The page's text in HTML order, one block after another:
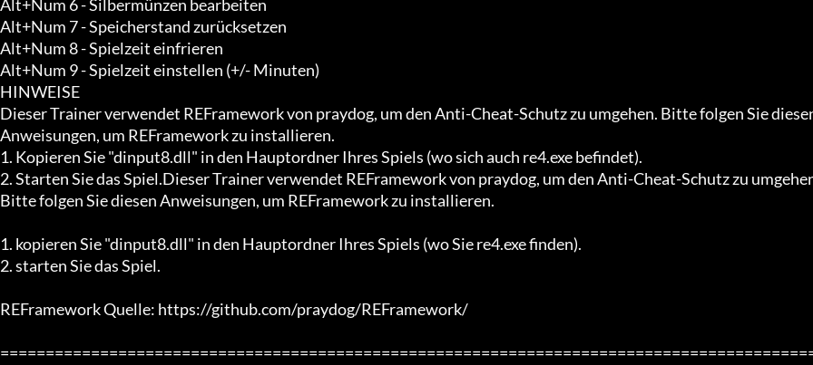
Alt+Num 6 - Silbermünzen bearbeiten
Alt+Num 7 - Speicherstand zurücksetzen
Alt+Num 8 - Spielzeit einfrieren
Alt+Num 9 - Spielzeit einstellen (+/- Minuten)
HINWEISE
Dieser Trainer verwendet REFramework von praydog, um den Anti-Cheat-Schutz zu umgehen. Bitte folgen Sie
Anweisungen, um REFramework zu installieren.
1. Kopieren Sie "dinput8.dll" in den Hauptordner Ihres Spiels (wo sich auch re4.exe befindet).
2. Starten Sie das Spiel.Dieser Trainer verwendet REFramework von praydog, um den Anti-Cheat-Schutz zu
Bitte folgen Sie diesen Anweisungen, um REFramework zu installieren.
1. kopieren Sie "dinput8.dll" in den Hauptordner Ihres Spiels (wo Sie re4.exe finden).
2. starten Sie das Spiel.
REFramework Quelle: https://github.com/praydog/REFramework/